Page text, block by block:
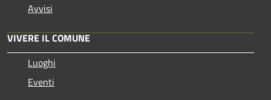
Avvisi
VIVERE IL COMUNE
Luoghi
Eventi